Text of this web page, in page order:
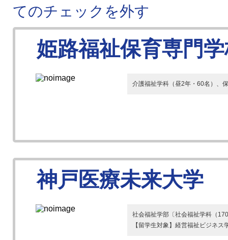
てのチェックを外す
姫路福祉保育専門
介護福祉学科（昼2年・60名）、
神戸医療未来大学
社会福祉学部〔社会福祉学科（
【留学生対象】経営福祉ビジネ